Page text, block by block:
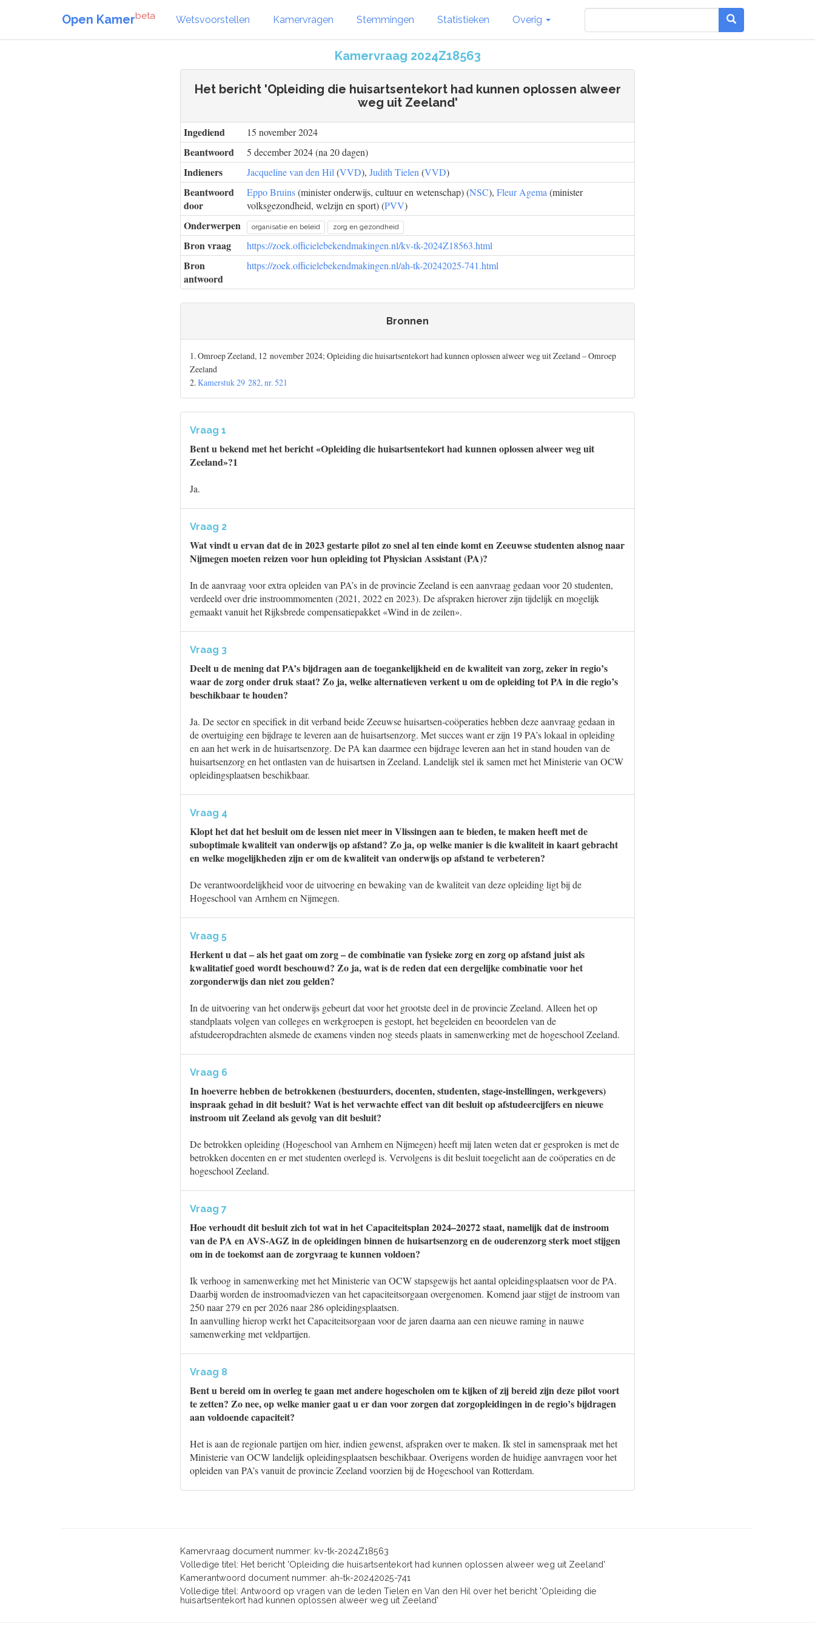
Open Kamerbeta Wetsvoorstellen Kamervragen Stemmingen Statistieken Overig
Kamervraag 2024Z18563
Het bericht 'Opleiding die huisartsentekort had kunnen oplossen alweer
weg uit Zeeland'
Ingediend 15 november 2024
Beantwoord 5 december 2024 (na 20 dagen)
Indieners Jacqueline van den Hil (VVD), Judith Tielen (VVD)
Beantwoord
door
Eppo Bruins(minister onderwijs, cultuur en wetenschap) (NSC), Fleur Agema (minister
volksgezondheid, welzijn en sport) (PVV)
Onderwerpen organisatie en beleid zorg en gezondheid
Bron vraag https://zoek.officielebekendmakingen.nl/kv-tk-2024Z18563.html
Bron
antwoord
https://zoek.officielebekendmakingen.nl/ah-tk-20242025-741.html
Bronnen
1. Omroep Zeeland, 12 november 2024; Opleiding die huisartsentekort had kunnen oplossen alweer weg uit Zeeland – Omroep
Zeeland
2.Kamerstuk 29 282, nr. 521
Vraag 1
Bent u bekend met het bericht «Opleiding die huisartsentekort had kunnen oplossen alweer weg uit
Zeeland»?1
Ja.
Vraag 2
Wat vindt u ervan dat de in 2023 gestarte pilot zo snel al ten einde komt en Zeeuwse studenten alsnog naar
Nijmegen moeten reizen voor hun opleiding tot Physician Assistant (PA)?
In de aanvraag voor extra opleiden van PA’s in de provincie Zeeland is een aanvraag gedaan voor 20 studenten,
verdeeld over drie instroommomenten (2021, 2022 en 2023). De afspraken hierover zijn tijdelijk en mogelijk
gemaakt vanuit het Rijksbrede compensatiepakket «Wind in de zeilen».
Vraag 3
Deelt u de mening dat PA’s bijdragen aan de toegankelijkheid en de kwaliteit van zorg, zeker in regio’s
waar de zorg onder druk staat? Zo ja, welke alternatieven verkent u om de opleiding tot PA in die regio’s
beschikbaar te houden?
Ja. De sector en specifiek in dit verband beide Zeeuwse huisartsen-coöperaties hebben deze aanvraag gedaan in
de overtuiging een bijdrage te leveren aan de huisartsenzorg. Met succes want er zijn 19 PA’s lokaal in opleiding
en aan het werk in de huisartsenzorg. De PA kan daarmee een bijdrage leveren aan het in stand houden van de
huisartsenzorg en het ontlasten van de huisartsen in Zeeland. Landelijk stel ik samen met het Ministerie van OCW
opleidingsplaatsen beschikbaar.
Vraag 4
Klopt het dat het besluit om de lessen niet meer in Vlissingen aan te bieden, te maken heeft met de
suboptimale kwaliteit van onderwijs op afstand? Zo ja, op welke manier is die kwaliteit in kaart gebracht
en welke mogelijkheden zijn er om de kwaliteit van onderwijs op afstand te verbeteren?
De verantwoordelijkheid voor de uitvoering en bewaking van de kwaliteit van deze opleiding ligt bij de
Hogeschool van Arnhem en Nijmegen.
Vraag 5
Herkent u dat – als het gaat om zorg – de combinatie van fysieke zorg en zorg op afstand juist als
kwalitatief goed wordt beschouwd? Zo ja, wat is de reden dat een dergelijke combinatie voor het
zorgonderwijs dan niet zou gelden?
In de uitvoering van het onderwijs gebeurt dat voor het grootste deel in de provincie Zeeland. Alleen het op
standplaats volgen van colleges en werkgroepen is gestopt, het begeleiden en beoordelen van de
afstudeeropdrachten alsmede de examens vinden nog steeds plaats in samenwerking met de hogeschool Zeeland.
Vraag 6
In hoeverre hebben de betrokkenen (bestuurders, docenten, studenten, stage-instellingen, werkgevers)
inspraak gehad in dit besluit? Wat is het verwachte effect van dit besluit op afstudeercijfers en nieuwe
instroom uit Zeeland als gevolg van dit besluit?
De betrokken opleiding (Hogeschool van Arnhem en Nijmegen) heeft mij laten weten dat er gesproken is met de
betrokken docenten en er met studenten overlegd is. Vervolgens is dit besluit toegelicht aan de coöperaties en de
hogeschool Zeeland.
Vraag 7
Hoe verhoudt dit besluit zich tot wat in het Capaciteitsplan 2024–20272 staat, namelijk dat de instroom
van de PA en AVS-AGZ in de opleidingen binnen de huisartsenzorg en de ouderenzorg sterk moet stijgen
om in de toekomst aan de zorgvraag te kunnen voldoen?
Ik verhoog in samenwerking met het Ministerie van OCW stapsgewijs het aantal opleidingsplaatsen voor de PA.
Daarbij worden de instroomadviezen van het capaciteitsorgaan overgenomen. Komend jaar stijgt de instroom van
250 naar 279 en per 2026 naar 286 opleidingsplaatsen.
In aanvulling hierop werkt het Capaciteitsorgaan voor de jaren daarna aan een nieuwe raming in nauwe
samenwerking met veldpartijen.
Vraag 8
Bent u bereid om in overleg te gaan met andere hogescholen om te kijken of zij bereid zijn deze pilot voort
te zetten? Zo nee, op welke manier gaat u er dan voor zorgen dat zorgopleidingen in de regio’s bijdragen
aan voldoende capaciteit?
Het is aan de regionale partijen om hier, indien gewenst, afspraken over te maken. Ik stel in samenspraak met het
Ministerie van OCW landelijk opleidingsplaatsen beschikbaar. Overigens worden de huidige aanvragen voor het
opleiden van PA’s vanuit de provincie Zeeland voorzien bij de Hogeschool van Rotterdam.
Kamervraag document nummer: kv-tk-2024Z18563
Volledige titel: Het bericht 'Opleiding die huisartsentekort had kunnen oplossen alweer weg uit Zeeland'
Kamerantwoord document nummer: ah-tk-20242025-741
Volledige titel: Antwoord op vragen van de leden Tielen en Van den Hil over het bericht 'Opleiding die
huisartsentekort had kunnen oplossen alweer weg uit Zeeland'